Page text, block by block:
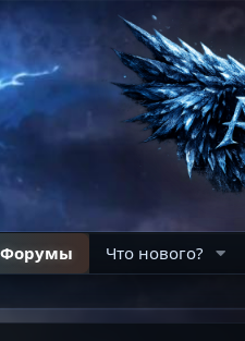
Форумы Что нового?